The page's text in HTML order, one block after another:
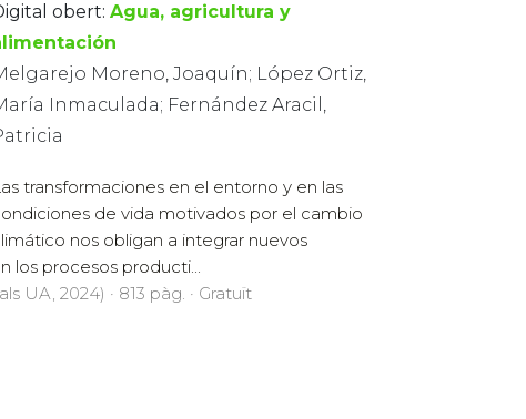
obert: Agua, agricultura y
Moreno, Joaquín; López Ortiz,
Inmaculada; Fernández Aracil,
transformaciones en el entorno y en las
de vida motivados por el cambio
nos obligan a integrar nuevos
los procesos producti...
UA, 2024) · 813 pàg. · Gratuït